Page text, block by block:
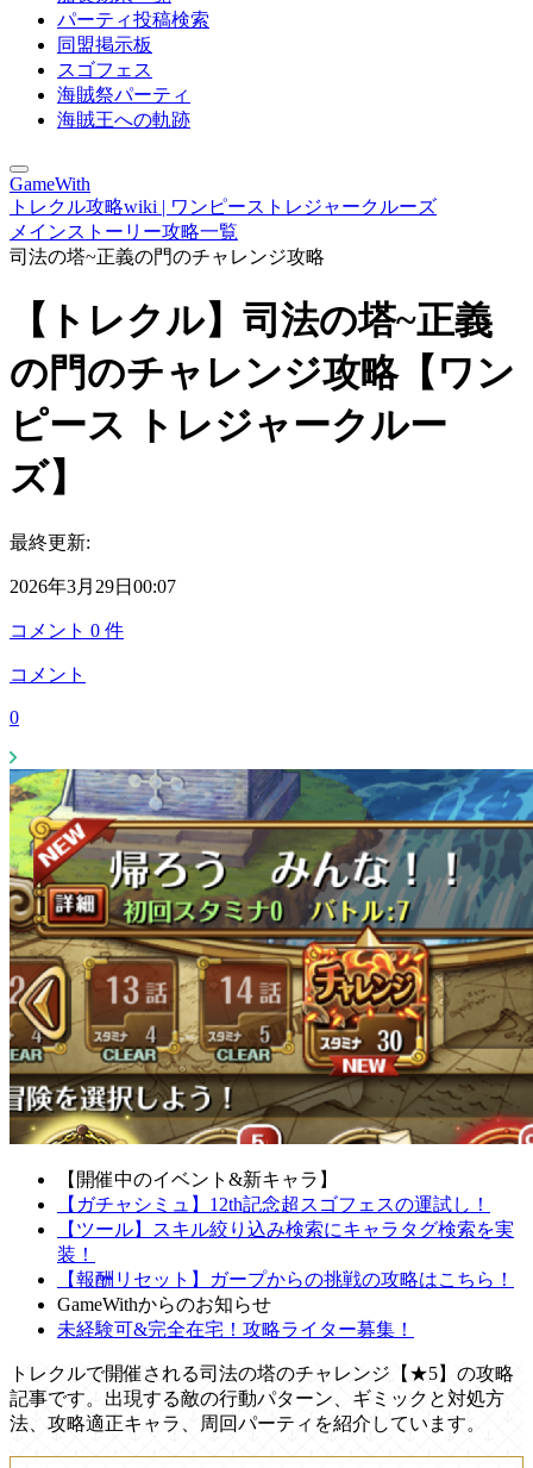
パーティ投稿検索
同盟掲示板
スゴフェス
海賊祭パーティ
海賊王への軌跡
GameWith
トレクル攻略wiki | ワンピーストレジャークルーズ
メインストーリー攻略一覧
司法の塔~正義の門のチャレンジ攻略
【トレクル】司法の塔~正義
の門のチャレンジ攻略【ワン
ピース トレジャークルー
ズ】
最終更新:
2026年3月29日00:07
コメント 0 件
コメント
0
【開催中のイベント&新キャラ】
【ガチャシミュ】12th記念超スゴフェスの運試し！
【ツール】スキル絞り込み検索にキャラタグ検索を実
装！
【報酬リセット】ガープからの挑戦の攻略はこちら！
GameWithからのお知らせ
未経験可&完全在宅！攻略ライター募集！
トレクルで開催される司法の塔のチャレンジ【★5】の攻略
記事です。出現する敵の行動パターン、ギミックと対処方
法、攻略適正キャラ、周回パーティを紹介しています。